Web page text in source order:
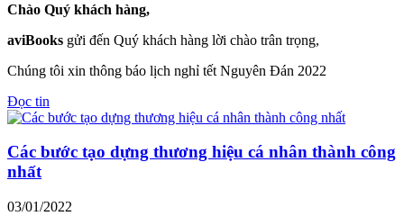
Chào Quý khách hàng,
aviBooks gửi đến Quý khách hàng lời chào trân trọng,
Chúng tôi xin thông báo lịch nghỉ tết Nguyên Đán 2022
Đọc tin
Các bước tạo dựng thương hiệu cá nhân thành công
nhất
03/01/2022